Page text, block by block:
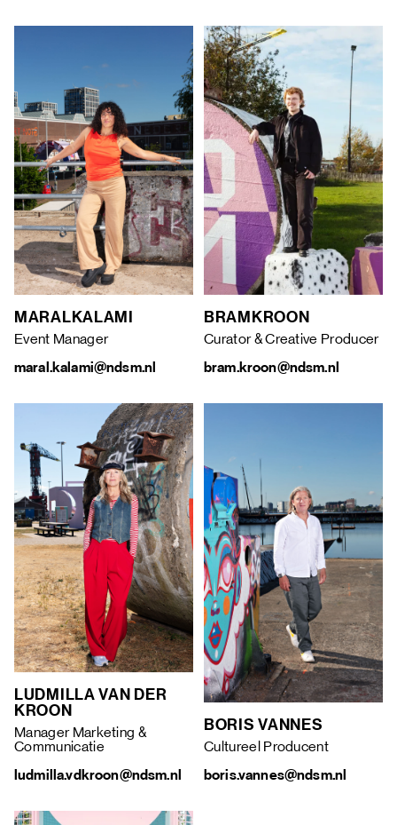
MARALKALAMI
Event Manager
maral.kalami@ndsm.nl
BRAMKROON
Curator & Creative Producer
bram.kroon@ndsm.nl
LUDMILLA VAN DER
KROON
Manager Marketing &
Communicatie
ludmilla.vdkroon@ndsm.nl
BORIS VANNES
Cultureel Producent
boris.vannes@ndsm.nl